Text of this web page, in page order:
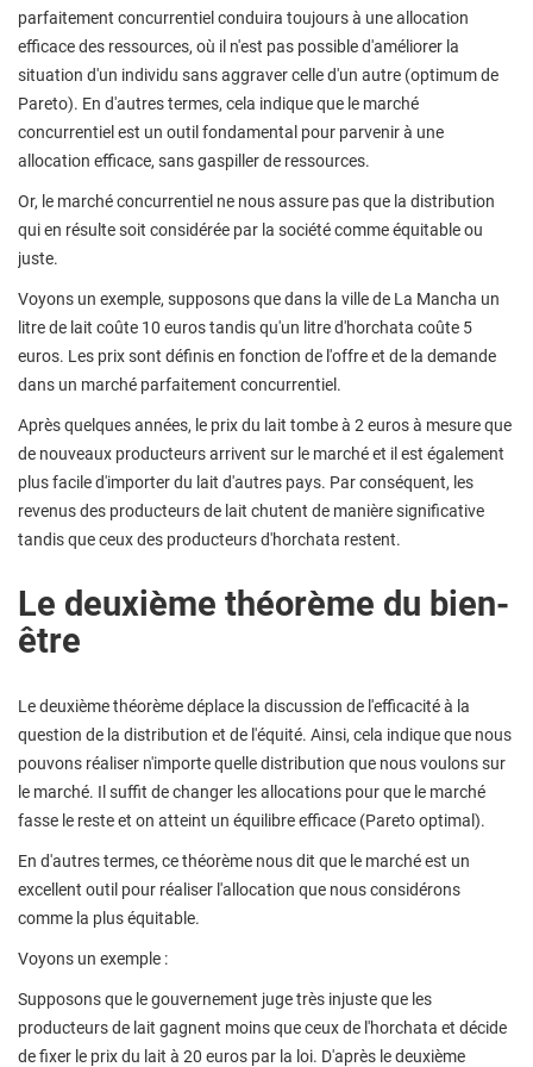
parfaitement concurrentiel conduira toujours à une allocation
efficace des ressources, où il n'est pas possible d'améliorer la
situation d'un individu sans aggraver celle d'un autre (optimum de
Pareto). En d'autres termes, cela indique que le marché
concurrentiel est un outil fondamental pour parvenir à une
allocation efficace, sans gaspiller de ressources.
Or, le marché concurrentiel ne nous assure pas que la distribution
qui en résulte soit considérée par la société comme équitable ou
juste.
Voyons un exemple, supposons que dans la ville de La Mancha un
litre de lait coûte 10 euros tandis qu'un litre d'horchata coûte 5
euros. Les prix sont définis en fonction de l'offre et de la demande
dans un marché parfaitement concurrentiel.
Après quelques années, le prix du lait tombe à 2 euros à mesure que
de nouveaux producteurs arrivent sur le marché et il est également
plus facile d'importer du lait d'autres pays. Par conséquent, les
revenus des producteurs de lait chutent de manière significative
tandis que ceux des producteurs d'horchata restent.
Le deuxième théorème du bien-
être
Le deuxième théorème déplace la discussion de l'efficacité à la
question de la distribution et de l'équité. Ainsi, cela indique que nous
pouvons réaliser n'importe quelle distribution que nous voulons sur
le marché. Il suffit de changer les allocations pour que le marché
fasse le reste et on atteint un équilibre efficace (Pareto optimal).
En d'autres termes, ce théorème nous dit que le marché est un
excellent outil pour réaliser l'allocation que nous considérons
comme la plus équitable.
Voyons un exemple :
Supposons que le gouvernement juge très injuste que les
producteurs de lait gagnent moins que ceux de l'horchata et décide
de fixer le prix du lait à 20 euros par la loi. D'après le deuxième